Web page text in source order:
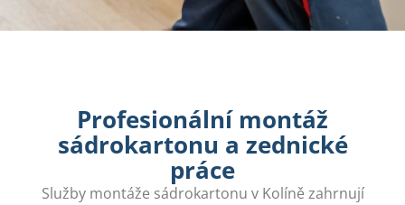
Profesionální montáž
sádrokartonu a zednické
práce
Služby montáže sádrokartonu v Kolíně zahrnují